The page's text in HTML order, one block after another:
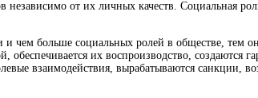
независимо от их личных качеств. Социальная
чем больше социальных ролей в обществе, тем
их воспроизводство, создаются
взаимодействия, вырабатываются санкции,